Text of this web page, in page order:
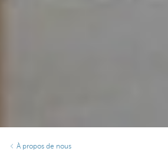
À propos de nous